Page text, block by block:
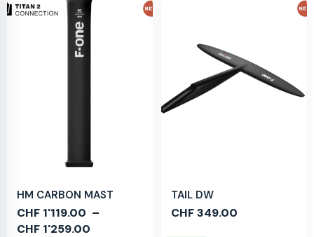
HM CARBON MAST
CHF 1'119.00 –
CHF 1'259.00
TAIL DW
CHF349.00